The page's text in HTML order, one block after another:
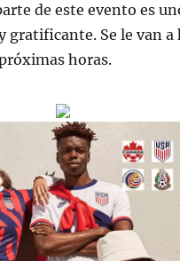
de este evento es
gratificante. Se le van a
horas.